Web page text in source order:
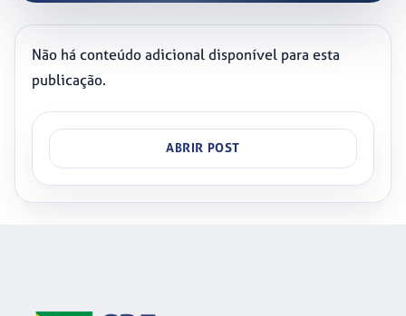
Não há conteúdo adicional disponível para esta
publicação.
ABRIR POST